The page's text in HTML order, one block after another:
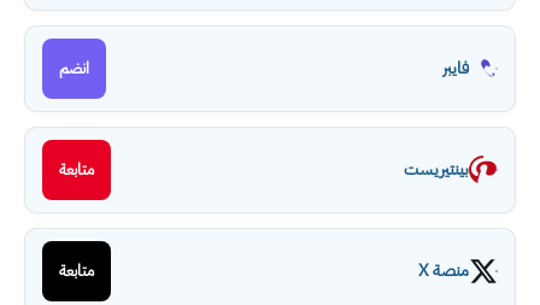
فايبر انضم
بينتيريست متابعة
منصة X متابعة